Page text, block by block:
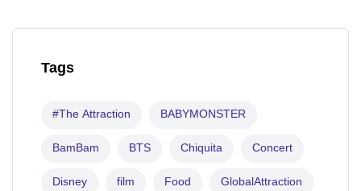
Tags
#The Attraction BABYMONSTER
BamBam BTS Chiquita Concert
Disney film Food GlobalAttraction